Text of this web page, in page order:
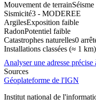
Mouvement de terrainSéisme
Sismicité3 - MODEREE
ArgilesExposition faible
RadonPotentiel faible
Catastrophes naturelles0
Installations classées (≈ 1 km)
Analyser une adresse précise
Sources
Géoplateforme de l'IGN
Institut national de